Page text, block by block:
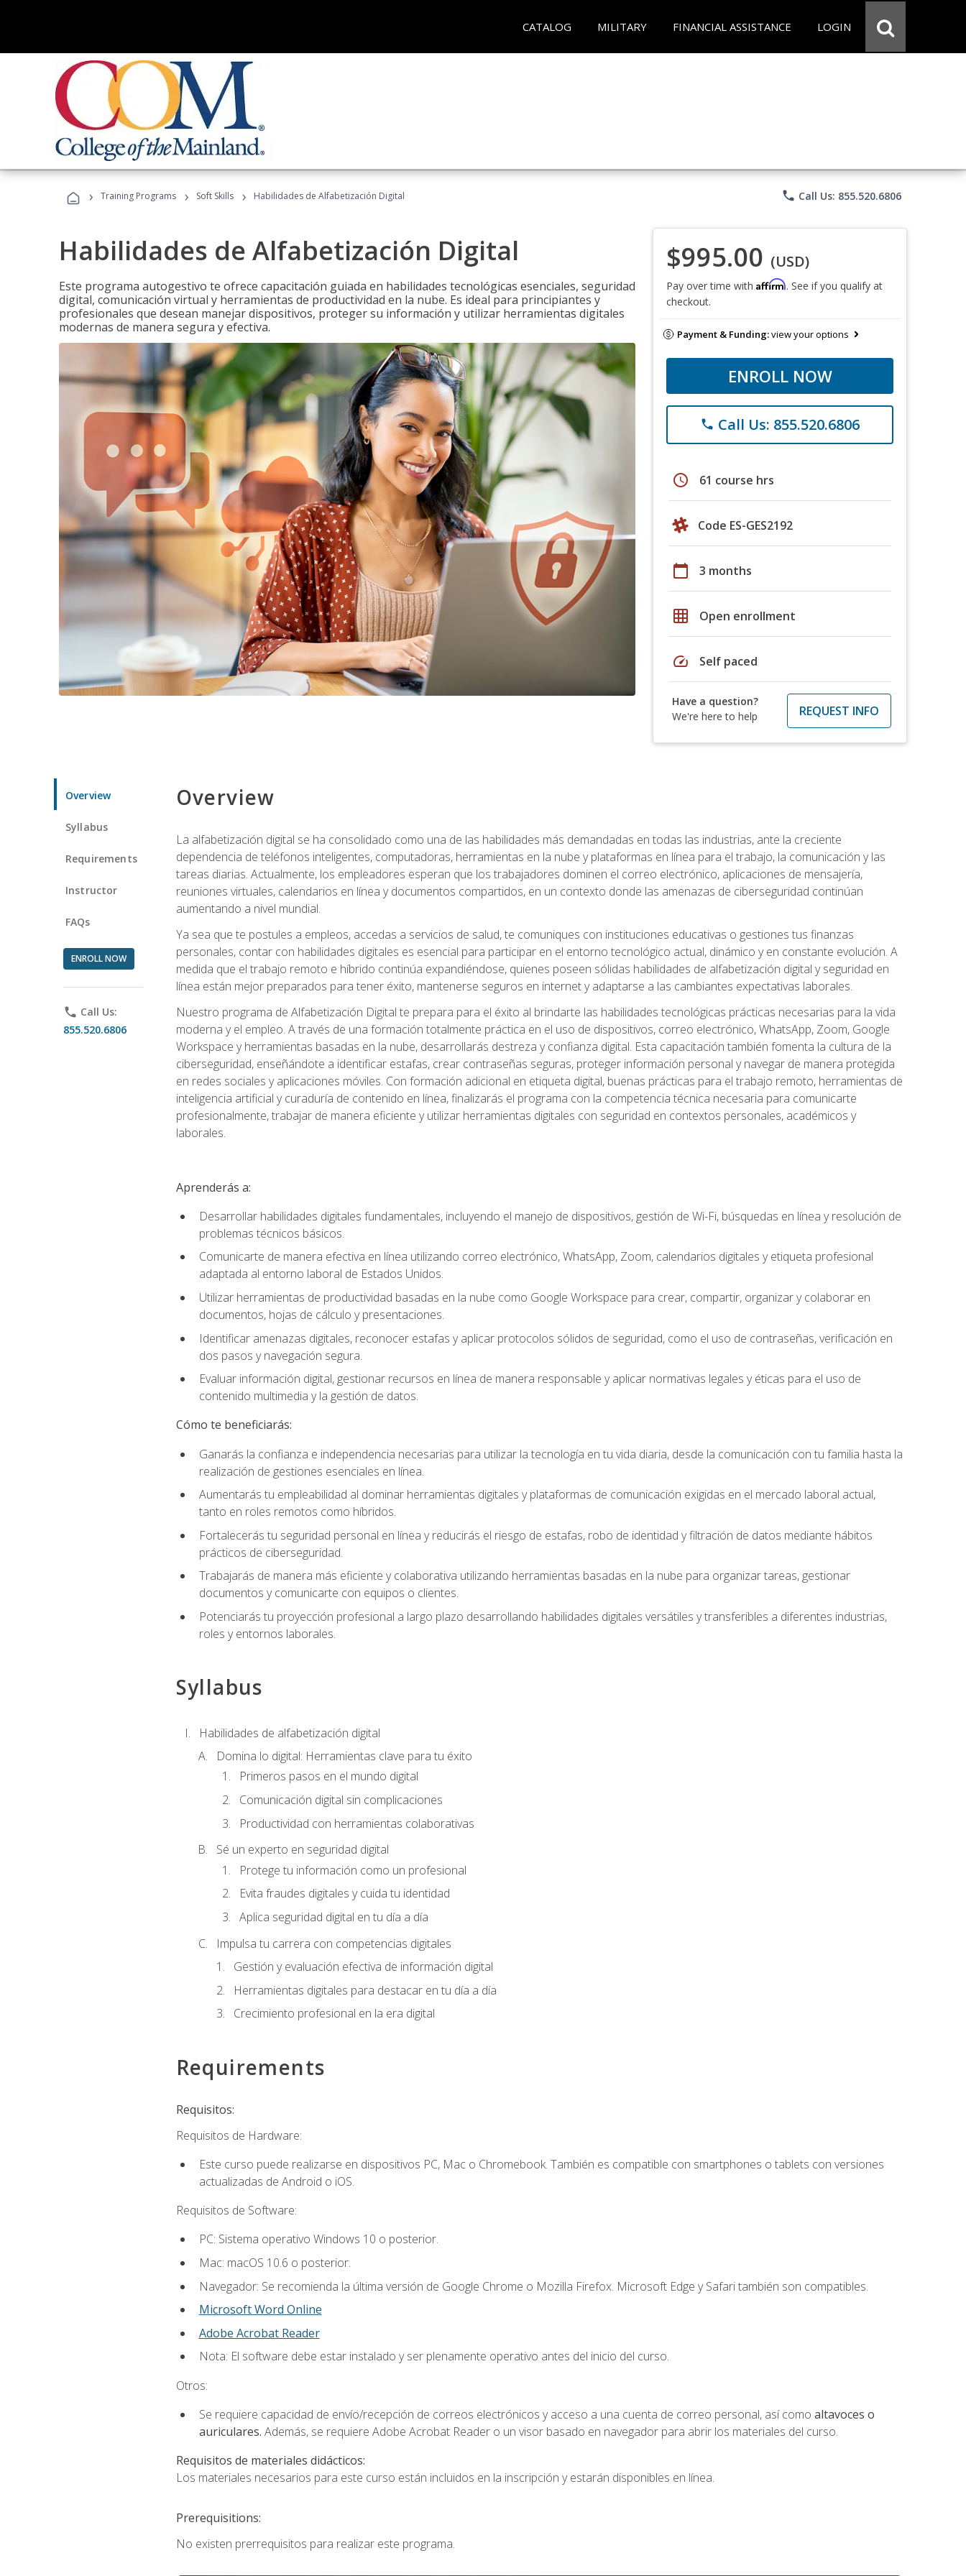
CATALOG MILITARY FINANCIAL ASSISTANCE LOGIN
› Training Programs › Soft Skills › Habilidades de Alfabetización Digital phone Call Us: 855.520.6806
Habilidades de Alfabetización Digital
Este programa autogestivo te ofrece capacitación guiada en habilidades tecnológicas esenciales, seguridad
digital, comunicación virtual y herramientas de productividad en la nube. Es ideal para principiantes y
profesionales que desean manejar dispositivos, proteger su información y utilizar herramientas digitales
modernas de manera segura y efectiva.
$995.00 (USD)
Pay over time with Affirm. See if you qualify at
checkout.
Payment & Funding:view your options
ENROLL NOW
phone Call Us: 855.520.6806
schedule 61 course hrs
Code ES-GES2192
calendar_today 3 months
grid_on Open enrollment
speed Self paced
Have a question?
We're here to help
REQUEST INFO
Overview
Syllabus
Requirements
Instructor
FAQs
ENROLL NOW
phone Call Us:
855.520.6806
Overview
La alfabetización digital se ha consolidado como una de las habilidades más demandadas en todas las industrias, ante la creciente
dependencia de teléfonos inteligentes, computadoras, herramientas en la nube y plataformas en línea para el trabajo, la comunicación y las
tareas diarias. Actualmente, los empleadores esperan que los trabajadores dominen el correo electrónico, aplicaciones de mensajería,
reuniones virtuales, calendarios en línea y documentos compartidos, en un contexto donde las amenazas de ciberseguridad continúan
aumentando a nivel mundial.
Ya sea que te postules a empleos, accedas a servicios de salud, te comuniques con instituciones educativas o gestiones tus finanzas
personales, contar con habilidades digitales es esencial para participar en el entorno tecnológico actual, dinámico y en constante evolución. A
medida que el trabajo remoto e híbrido continúa expandiéndose, quienes poseen sólidas habilidades de alfabetización digital y seguridad en
línea están mejor preparados para tener éxito, mantenerse seguros en internet y adaptarse a las cambiantes expectativas laborales.
Nuestro programa de Alfabetización Digital te prepara para el éxito al brindarte las habilidades tecnológicas prácticas necesarias para la vida
moderna y el empleo. A través de una formación totalmente práctica en el uso de dispositivos, correo electrónico, WhatsApp, Zoom, Google
Workspace y herramientas basadas en la nube, desarrollarás destreza y confianza digital. Esta capacitación también fomenta la cultura de la
ciberseguridad, enseñándote a identificar estafas, crear contraseñas seguras, proteger información personal y navegar de manera protegida
en redes sociales y aplicaciones móviles. Con formación adicional en etiqueta digital, buenas prácticas para el trabajo remoto, herramientas de
inteligencia artificial y curaduría de contenido en línea, finalizarás el programa con la competencia técnica necesaria para comunicarte
profesionalmente, trabajar de manera eficiente y utilizar herramientas digitales con seguridad en contextos personales, académicos y
laborales.
Aprenderás a:
Desarrollar habilidades digitales fundamentales, incluyendo el manejo de dispositivos, gestión de Wi-Fi, búsquedas en línea y resolución de
problemas técnicos básicos.
Comunicarte de manera efectiva en línea utilizando correo electrónico, WhatsApp, Zoom, calendarios digitales y etiqueta profesional
adaptada al entorno laboral de Estados Unidos.
Utilizar herramientas de productividad basadas en la nube como Google Workspace para crear, compartir, organizar y colaborar en
documentos, hojas de cálculo y presentaciones.
Identificar amenazas digitales, reconocer estafas y aplicar protocolos sólidos de seguridad, como el uso de contraseñas, verificación en
dos pasos y navegación segura.
Evaluar información digital, gestionar recursos en línea de manera responsable y aplicar normativas legales y éticas para el uso de
contenido multimedia y la gestión de datos.
Cómo te beneficiarás:
Ganarás la confianza e independencia necesarias para utilizar la tecnología en tu vida diaria, desde la comunicación con tu familia hasta la
realización de gestiones esenciales en línea.
Aumentarás tu empleabilidad al dominar herramientas digitales y plataformas de comunicación exigidas en el mercado laboral actual,
tanto en roles remotos como híbridos.
Fortalecerás tu seguridad personal en línea y reducirás el riesgo de estafas, robo de identidad y filtración de datos mediante hábitos
prácticos de ciberseguridad.
Trabajarás de manera más eficiente y colaborativa utilizando herramientas basadas en la nube para organizar tareas, gestionar
documentos y comunicarte con equipos o clientes.
Potenciarás tu proyección profesional a largo plazo desarrollando habilidades digitales versátiles y transferibles a diferentes industrias,
roles y entornos laborales.
Syllabus
Habilidades de alfabetización digital
Domina lo digital: Herramientas clave para tu éxito
Primeros pasos en el mundo digital
Comunicación digital sin complicaciones
Productividad con herramientas colaborativas
Sé un experto en seguridad digital
Protege tu información como un profesional
Evita fraudes digitales y cuida tu identidad
Aplica seguridad digital en tu día a día
Impulsa tu carrera con competencias digitales
Gestión y evaluación efectiva de información digital
Herramientas digitales para destacar en tu día a día
Crecimiento profesional en la era digital
Requirements
Requisitos:
Requisitos de Hardware:
Este curso puede realizarse en dispositivos PC, Mac o Chromebook. También es compatible con smartphones o tablets con versiones
actualizadas de Android o iOS.
Requisitos de Software:
PC: Sistema operativo Windows 10 o posterior.
Mac: macOS 10.6 o posterior.
Navegador: Se recomienda la última versión de Google Chrome o Mozilla Firefox. Microsoft Edge y Safari también son compatibles.
Microsoft Word Online
Adobe Acrobat Reader
Nota: El software debe estar instalado y ser plenamente operativo antes del inicio del curso.
Otros:
Se requiere capacidad de envío/recepción de correos electrónicos y acceso a una cuenta de correo personal, así como altavoces o
auriculares. Además, se requiere Adobe Acrobat Reader o un visor basado en navegador para abrir los materiales del curso.
Requisitos de materiales didácticos:
Los materiales necesarios para este curso están incluidos en la inscripción y estarán disponibles en línea.
Prerequisitions:
No existen prerrequisitos para realizar este programa.